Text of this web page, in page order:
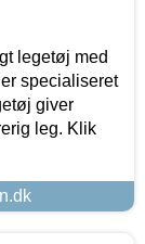
legetøj med
specialiseret
giver
leg. Klik